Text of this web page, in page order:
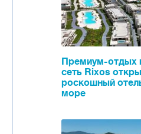
Премиум-отдых
сеть Rixos
роскошный
море